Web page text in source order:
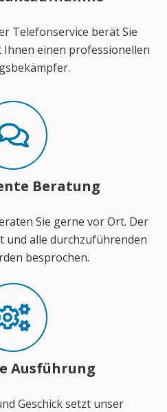
Telefonservice berät Sie
Ihnen einen professionellen
Beratung
Sie gerne vor Ort. Der
und alle durchzuführenden
besprochen.
Ausführung
Geschick setzt unser